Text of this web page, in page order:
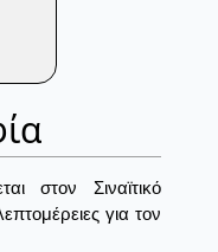
στον Σιναϊτικό
για τον